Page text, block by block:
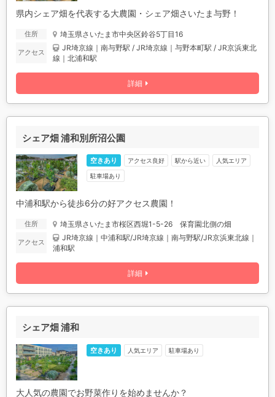
詳細
県内シェア畑を代表する大農園・シェア畑さいたま与野！
住所 埼玉県さいたま市中央区鈴谷5丁目16
アクセス JR埼京線｜南与野駅 / JR埼京線｜与野本町駅 / JR京浜東北
線｜北浦和駅
シェア畑 浦和別所沼公園
詳細
空きあり アクセス良好 駅から近い 人気エリア
駐車場あり
中浦和駅から徒歩6分の好アクセス農園！
住所 埼玉県さいたま市桜区西堀1-5-26 保育園北側の畑
アクセス JR埼京線｜中浦和駅/JR埼京線｜南与野駅/JR京浜東北線｜
浦和駅
シェア畑 浦和
空きあり 人気エリア 駐車場あり
大人気の農園でお野菜作りを始めませんか？